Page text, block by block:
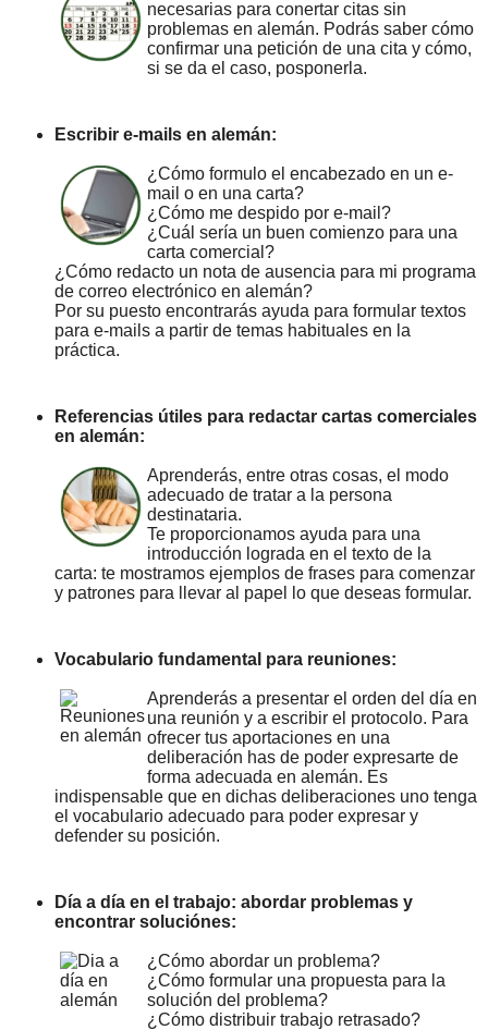
necesarias para conertar citas sin
problemas en alemán. Podrás saber cómo
confirmar una petición de una cita y cómo,
si se da el caso, posponerla.
Escribir e-mails en alemán:
¿Cómo formulo el encabezado en un e-
mail o en una carta?
¿Cómo me despido por e-mail?
¿Cuál sería un buen comienzo para una
carta comercial?
¿Cómo redacto un nota de ausencia para mi programa
de correo electrónico en alemán?
Por su puesto encontrarás ayuda para formular textos
para e-mails a partir de temas habituales en la
práctica.
Referencias útiles para redactar cartas comerciales
en alemán:
Aprenderás, entre otras cosas, el modo
adecuado de tratar a la persona
destinataria.
Te proporcionamos ayuda para una
introducción lograda en el texto de la
carta: te mostramos ejemplos de frases para comenzar
y patrones para llevar al papel lo que deseas formular.
Vocabulario fundamental para reuniones:
Aprenderás a presentar el orden del día en
una reunión y a escribir el protocolo. Para
ofrecer tus aportaciones en una
deliberación has de poder expresarte de
forma adecuada en alemán. Es
indispensable que en dichas deliberaciones uno tenga
el vocabulario adecuado para poder expresar y
defender su posición.
Día a día en el trabajo: abordar problemas y
encontrar soluciónes:
¿Cómo abordar un problema?
¿Cómo formular una propuesta para la
solución del problema?
¿Cómo distribuir trabajo retrasado?